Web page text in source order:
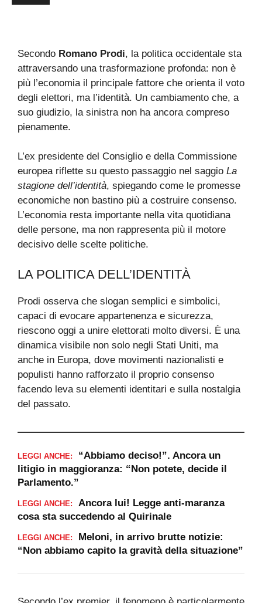
Secondo Romano Prodi, la politica occidentale sta
attraversando una trasformazione profonda: non è
più l’economia il principale fattore che orienta il voto
degli elettori, ma l’identità. Un cambiamento che, a
suo giudizio, la sinistra non ha ancora compreso
pienamente.
L’ex presidente del Consiglio e della Commissione
europea riflette su questo passaggio nel saggio La
stagione dell’identità, spiegando come le promesse
economiche non bastino più a costruire consenso.
L’economia resta importante nella vita quotidiana
delle persone, ma non rappresenta più il motore
decisivo delle scelte politiche.
LA POLITICA DELL’IDENTITÀ
Prodi osserva che slogan semplici e simbolici,
capaci di evocare appartenenza e sicurezza,
riescono oggi a unire elettorati molto diversi. È una
dinamica visibile non solo negli Stati Uniti, ma
anche in Europa, dove movimenti nazionalisti e
populisti hanno rafforzato il proprio consenso
facendo leva su elementi identitari e sulla nostalgia
del passato.
LEGGI ANCHE:
“Abbiamo deciso!”. Ancora un
litigio in maggioranza: “Non potete, decide il
Parlamento.”
LEGGI ANCHE:
Ancora lui! Legge anti-maranza
cosa sta succedendo al Quirinale
LEGGI ANCHE:
Meloni, in arrivo brutte notizie:
“Non abbiamo capito la gravità della situazione”